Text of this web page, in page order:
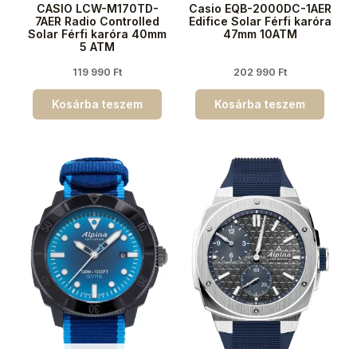
CASIO LCW-M170TD-
7AER Radio Controlled
Solar Férfi karóra 40mm
5 ATM
119 990 Ft
Kosárba teszem
Casio EQB-2000DC-1AER
Edifice Solar Férfi karóra
47mm 10ATM
202 990 Ft
Kosárba teszem